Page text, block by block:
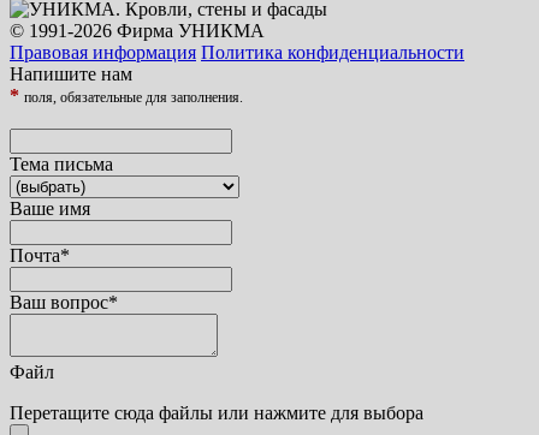
© 1991-2026 Фирма УНИКМА
Правовая информация Политика конфиденциальности
Напишите нам
* поля, обязательные для заполнения.
Тема письма
Ваше имя
Почта*
Ваш вопрос*
Файл
Перетащите сюда файлы или нажмите для выбора